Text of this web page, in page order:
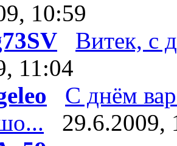
10:59
Витек, с
11:04
С днём
29.6.2009,